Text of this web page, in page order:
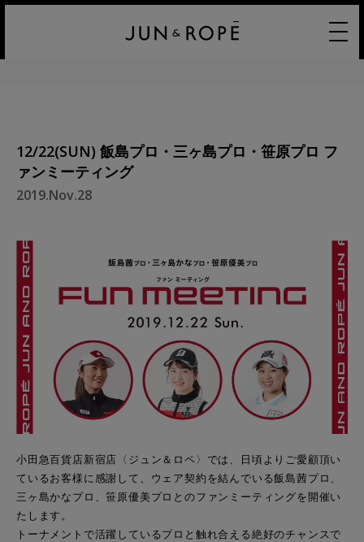
12/22(SUN) 飯島プロ・三ヶ島プロ・笹原プロ フ
ァンミーティング
2019.Nov.28
小田急百貨店新宿店〈ジュン＆ロペ〉では、日頃よりご愛顧頂い
ているお客様に感謝して、ウェア契約を結んでいる飯島茜プロ、
三ヶ島かなプロ、笹原優美プロとのファンミーティングを開催い
たします。
トーナメントで活躍しているプロと触れ合える絶好のチャンスで